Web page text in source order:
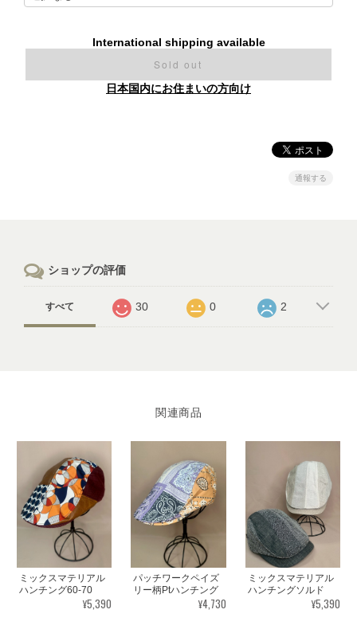
International shipping available
Sold out
日本国内にお住まいの方向け
通報する
ショップの評価
すべて 30 0 2
関連商品
ミックスマテリアル
ハンチング60-70
¥5,390
パッチワークペイズ
リー柄Ptハンチング
¥4,730
ミックスマテリアル
ハンチングソルド
¥5,390